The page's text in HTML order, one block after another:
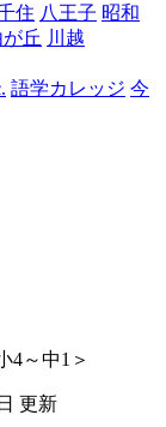
住 八王子 昭和
丘 川越
語学カレッジ 今
4～中1＞
更新